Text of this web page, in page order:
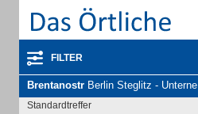
FILTER
Brentanostr Berlin Steglitz - Unternehmen und Personen
Standardtreffer